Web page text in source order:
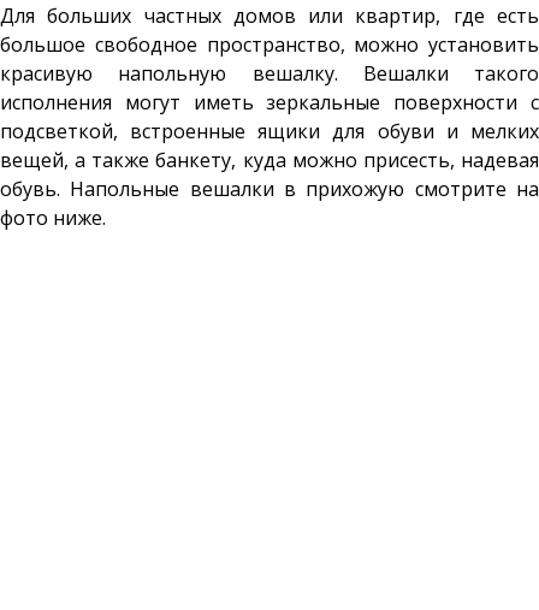
Для больших частных домов или квартир, где есть
большое свободное пространство, можно установить
красивую напольную вешалку. Вешалки такого
исполнения могут иметь зеркальные поверхности с
подсветкой, встроенные ящики для обуви и мелких
вещей, а также банкету, куда можно присесть, надевая
обувь. Напольные вешалки в прихожую смотрите на
фото ниже.